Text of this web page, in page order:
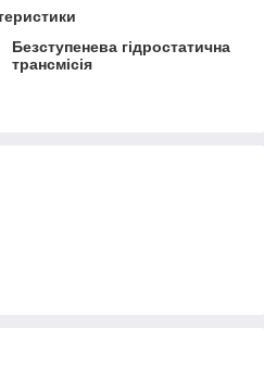
Безступенева гідростатична
трансмісія